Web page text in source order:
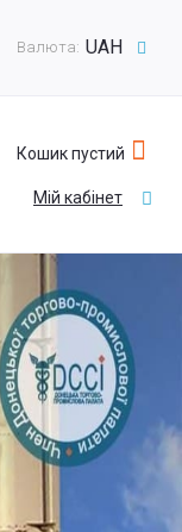
Валюта: UAH
Кошик пустий
Мій кабінет